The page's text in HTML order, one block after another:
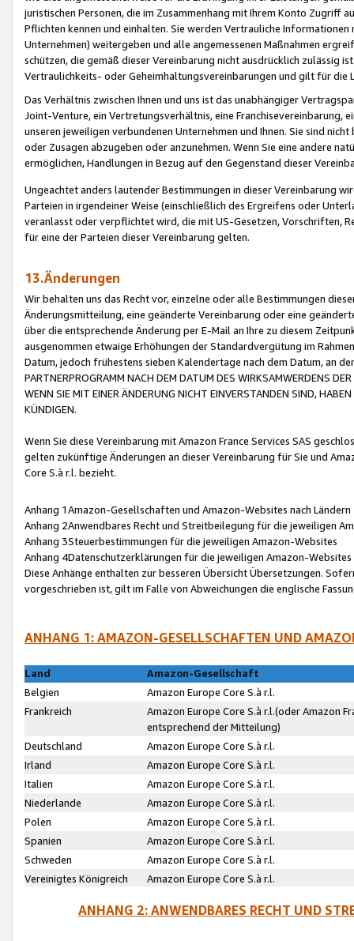
juristischen Personen, die im Zusammenhang mit Ihrem Konto
Pflichten kennen und einhalten. Sie werden Vertrauliche
Unternehmen) weitergeben und alle angemessenen Maßnahmen
schützen, die gemäß dieser Vereinbarung nicht ausdrücklich zulässig
Vertraulichkeits- oder Geheimhaltungsvereinbarungen und gilt für die
Das Verhältnis zwischen Ihnen und uns ist das unabhängiger
Joint-Venture, ein Vertretungsverhältnis, eine Franchisevereinbarung,
unseren jeweiligen verbundenen Unternehmen und Ihnen. Sie sind
oder Zusagen abzugeben oder anzunehmen. Wenn Sie eine andere
ermöglichen, Handlungen in Bezug auf den Gegenstand dieser
Ungeachtet anders lautender Bestimmungen in dieser Vereinbarung
Parteien in irgendeiner Weise (einschließlich des Ergreifens oder
veranlasst oder verpflichtet wird, die mit US-Gesetzen, Vorschriften,
für eine der Parteien dieser Vereinbarung gelten.
13.Änderungen
Wir behalten uns das Recht vor, einzelne oder alle Bestimmungen
Änderungsmitteilung, eine geänderte Vereinbarung oder eine
über die entsprechende Änderung per E-Mail an Ihre zu diesem
ausgenommen etwaige Erhöhungen der Standardvergütung im
Datum, jedoch frühestens sieben Kalendertage nach dem Datum, an
PARTNERPROGRAMM NACH DEM DATUM DES WIRKSAMWERDENS
WENN SIE MIT EINER ÄNDERUNG NICHT EINVERSTANDEN SIND,
KÜNDIGEN.
Wenn Sie diese Vereinbarung mit Amazon France Services SAS
gelten zukünftige Änderungen an dieser Vereinbarung für Sie und
Core S.à r.l. bezieht.
Anhang 1Amazon-Gesellschaften und Amazon-Websites nach Ländern
Anhang 2Anwendbares Recht und Streitbeilegung für die jeweiligen
Anhang 3Steuerbestimmungen für die jeweiligen Amazon-Websites
Anhang 4Datenschutzerklärungen für die jeweiligen Amazon-Websites
Diese Anhänge enthalten zur besseren Übersicht Übersetzungen.
vorgeschrieben ist, gilt im Falle von Abweichungen die englische
ANHANG 1: AMAZON-GESELLSCHAFTEN UND
Land
Amazon-Gesellschaft
Belgien
Amazon Europe Core S.à r.l.
Frankreich
Amazon Europe Core S.à r.l.(oder Amazon
entsprechend der Mitteilung)
Deutschland
Amazon Europe Core S.à r.l.
Irland
Amazon Europe Core S.à r.l.
Italien
Amazon Europe Core S.à r.l.
Niederlande
Amazon Europe Core S.à r.l.
Polen
Amazon Europe Core S.à r.l.
Spanien
Amazon Europe Core S.à r.l.
Schweden
Amazon Europe Core S.à r.l.
Vereinigtes Königreich
Amazon Europe Core S.à r.l.
ANHANG 2: ANWENDBARES RECHT UND